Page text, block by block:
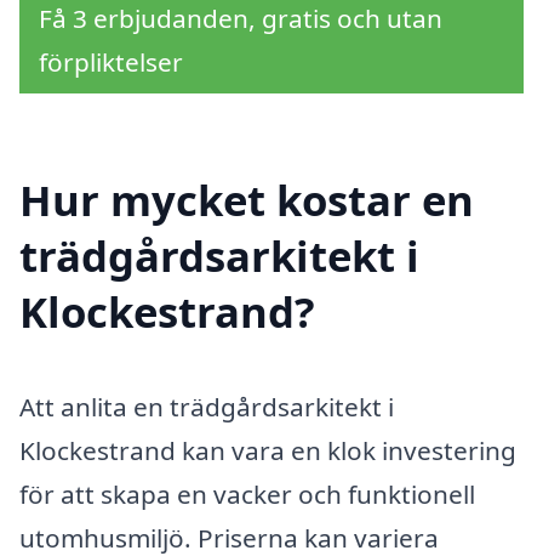
Få 3 erbjudanden, gratis och utan
förpliktelser
Hur mycket kostar en
trädgårdsarkitekt i
Klockestrand?
Att anlita en trädgårdsarkitekt i
Klockestrand kan vara en klok investering
för att skapa en vacker och funktionell
utomhusmiljö. Priserna kan variera